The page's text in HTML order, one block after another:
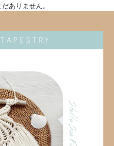
ありません。